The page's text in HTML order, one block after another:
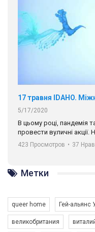
5/17/2020
В цьому році, пандемія
провести вуличні
навіть коли ми у різних
разом. Ми закликаємо
солідарності,
ГАУ є в 16 областях
Разом наш голос лунає
423 Просмотров • 37
Метки
queer home Гей-альянс
великобритания